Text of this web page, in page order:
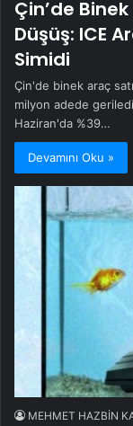
Çin’de
Düşüş: ICE
Simidi
Çin'de binek araç
milyon adede
Haziran'da %39…
Devamını Oku »
MEHMET HAZBİN